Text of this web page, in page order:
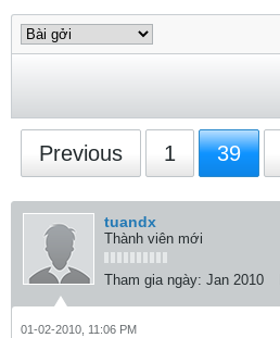
Previous 1 39
tuandx
Thành viên mới
Tham gia ngày: Jan 2010
01-02-2010, 11:06 PM